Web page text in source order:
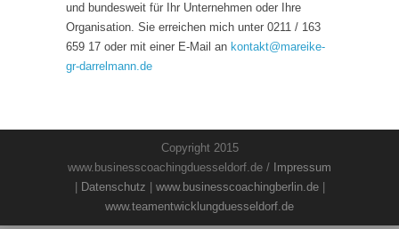
und bundesweit für Ihr Unternehmen oder Ihre
Organisation. Sie erreichen mich unter 0211 / 163
659 17 oder mit einer E-Mail an kontakt@mareike-
gr-darrelmann.de
Copyright 2015
www.businesscoachingduesseldorf.de / Impressum
Datenschutz www.businesscoachingberlin.de|
www.teamentwicklungduesseldorf.de